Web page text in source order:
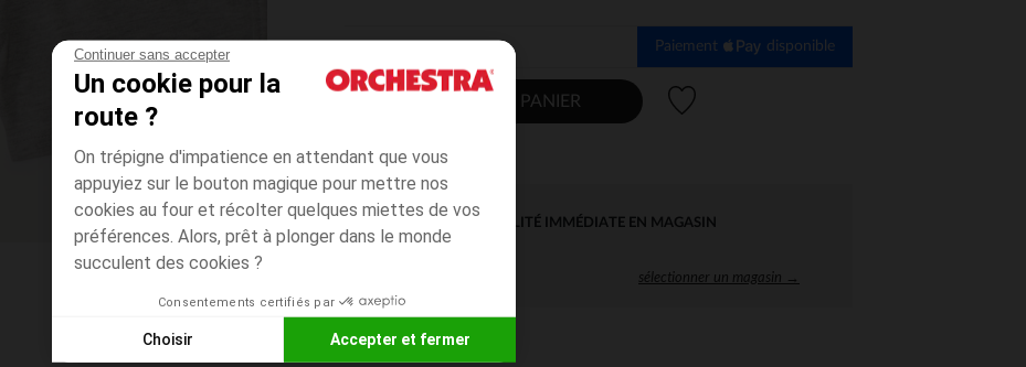
Continuer sans accepter
Un cookie pour la
route ?
On trépigne d'impatience en attendant que vous
appuyiez sur le bouton magique pour mettre nos
cookies au four et récolter quelques miettes de vos
préférences. Alors, prêt à plonger dans le monde
succulent des cookies ?
Consentements certifiés par
Choisir Accepter et fermer
Paiement disponible
AJOUTER AU PANIER
DISPONIBILITÉ IMMÉDIATE EN MAGASIN
sélectionner un magasin →